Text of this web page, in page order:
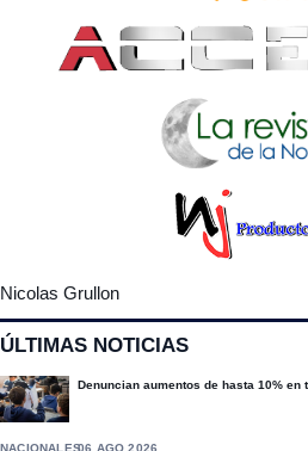
Nicolas Grullon
ÚLTIMAS NOTICIAS
Denuncian aumentos de hasta 10% en